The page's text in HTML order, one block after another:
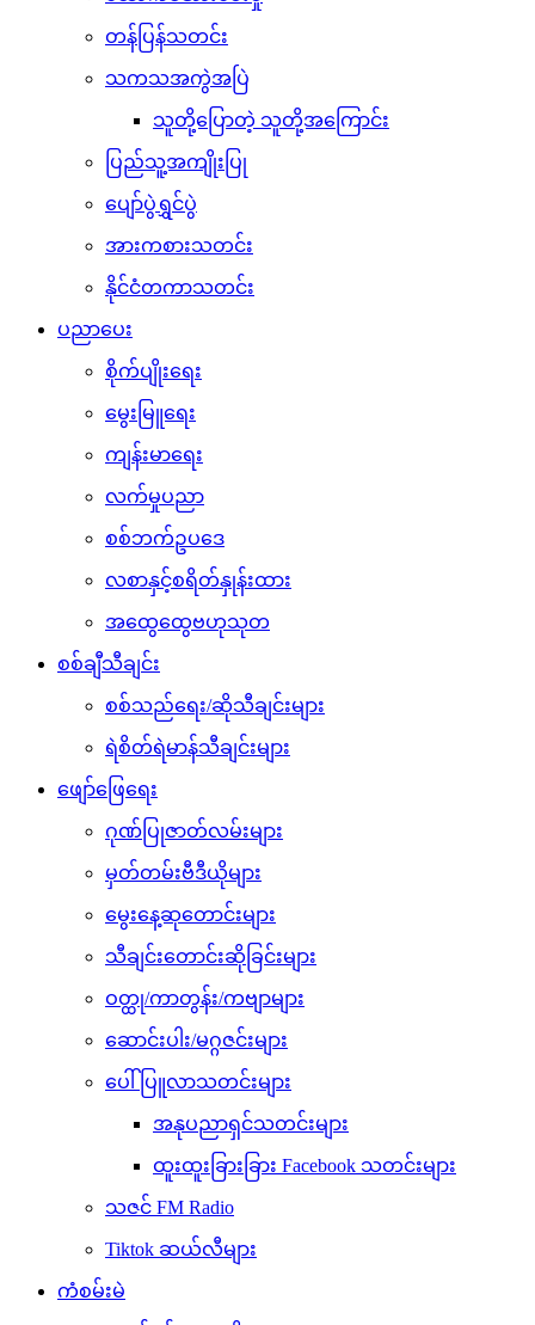
တန်ပြန်သတင်း
သကသအကွဲအပြဲ
သူတို့ပြောတဲ့ သူတို့အကြောင်း
ပြည်သူ့အကျိုးပြု
ပျော်ပွဲရွှင်ပွဲ
အားကစားသတင်း
နိုင်ငံတကာသတင်း
ပညာပေး
စိုက်ပျိုးရေး
မွေးမြူရေး
ကျန်းမာရေး
လက်မှုပညာ
စစ်ဘက်ဥပဒေ
လစာနှင့်စရိတ်နှုန်းထား
အထွေထွေဗဟုသုတ
စစ်ချီသီချင်း
စစ်သည်ရေး/ဆိုသီချင်းများ
ရဲစိတ်ရဲမာန်သီချင်းများ
ဖျော်ဖြေရေး
ဂုဏ်ပြုဇာတ်လမ်းများ
မှတ်တမ်းဗီဒီယိုများ
မွေးနေ့ဆုတောင်းများ
သီချင်းတောင်းဆိုခြင်းများ
ဝတ္ထု/ကာတွန်း/ကဗျာများ
ဆောင်းပါး/မဂ္ဂဇင်းများ
ပေါ်ပြူလာသတင်းများ
အနုပညာရှင်သတင်းများ
ထူးထူးခြားခြား Facebook သတင်းများ
သဇင် FM Radio
Tiktok ဆယ်လီများ
ကံစမ်းမဲ